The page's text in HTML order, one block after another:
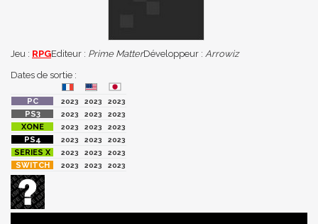
Jeu : RPGEditeur : Prime MatterDéveloppeur : Arrowiz
Dates de sortie :
2023 2023
2023
2023
2023
2023
2023
2023
2023
2023
2023
2023
2023
2023
2023
2023
2023 2023